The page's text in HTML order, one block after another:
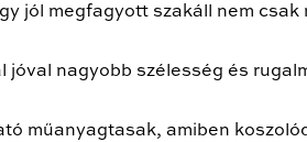
jól megfagyott szakáll nem
jóval nagyobb szélesség és
műanyagtasak, amiben